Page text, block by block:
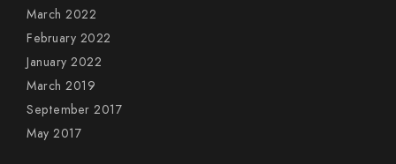
March 2022
February 2022
January 2022
March 2019
September 2017
May 2017